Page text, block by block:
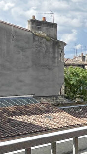
une résidence
de 90m2
cuisine, 2
d'une place de
et d'un
que
de
terrasse de
au calme et
les toits de